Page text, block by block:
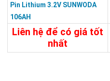
Pin Lithium 3.2V SUNWODA
106AH
Liên hệ để có giá tốt
nhất